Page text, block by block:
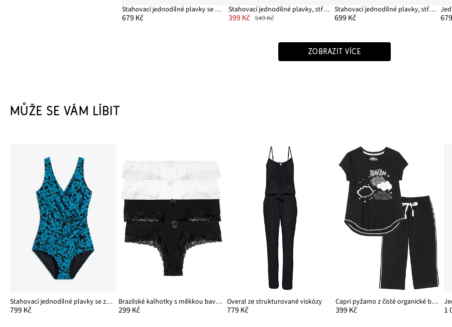
Stahovací jednodílné plavky se zavinovacím vzhledem, lehký tvarující efekt
679 Kč
Stahovací jednodílné plavky, střední tvarující efekt, s rýšky
399 Kč 549 Kč
Stahovací jednodílné plavky, střední tvarující efekt, široká ramínka
699 Kč
ZOBRAZIT VÍCE
MŮŽE SE VÁM LÍBIT
Stahovací jednodílné plavky se zavinovacím vzhledem, střední tvarující efekt
799 Kč
Brazilské kalhotky s měkkou bavlnou (4 ks v balení)
299 Kč
Overal ze strukturované viskózy
779 Kč
Capri pyžamo z čisté organické bavlny
399 Kč 1